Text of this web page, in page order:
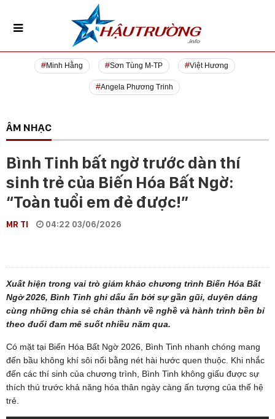
Minh Hằng Sơn Tùng M-TP Việt Hương
Angela Phương Trinh
ÂM NHẠC
Bình Tinh bất ngờ trước dàn thí
sinh trẻ của Biến Hóa Bất Ngờ:
“Toàn tuổi em đẻ được!”
MR TI 04:22 03/06/2026
Xuất hiện trong vai trò giám khảo chương trình Biến Hóa Bất
Ngờ 2026, Bình Tinh ghi dấu ấn bởi sự gần gũi, duyên dáng
cùng những chia sẻ chân thành về nghề và hành trình bền bỉ
theo đuổi đam mê suốt nhiều năm qua.
Có mặt tại Biến Hóa Bất Ngờ 2026, Bình Tinh nhanh chóng mang
đến bầu không khí sôi nổi bằng nét hài hước quen thuộc. Khi nhắc
đến các thí sinh của chương trình, Bình Tinh không giấu được sự
thích thú trước khả năng hóa thân ngày càng ấn tượng của thế hệ
trẻ.